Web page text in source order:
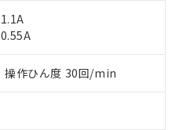
作ひん度 30回/min
ご利用いただくには、I-Webメ
た部品リストについて、当社
取引・商談に必要な範囲で利
す。
あることを示します。
漏えいし、環境に深刻な影響
ください。
キャンセル
様のお取引先、またはお客様
い)
していない機種